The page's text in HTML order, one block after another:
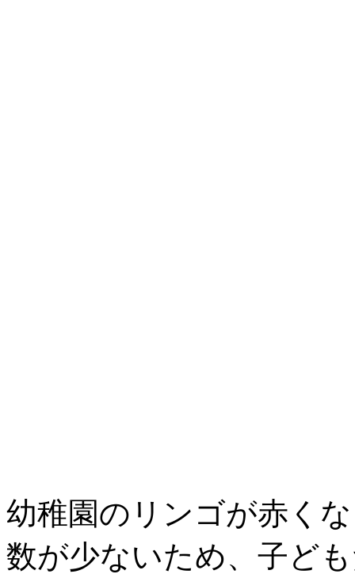
幼稚園のリンゴが赤く
数が少ないため、子ど